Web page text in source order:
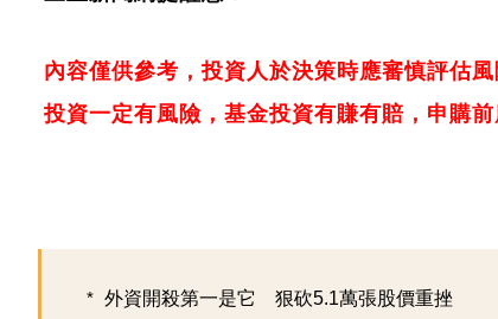
內容僅供參考，投資人於決策時應審慎評估
投資一定有風險，基金投資有賺有賠，申購前
外資開殺第一是它 狠砍5.1萬張股價重挫